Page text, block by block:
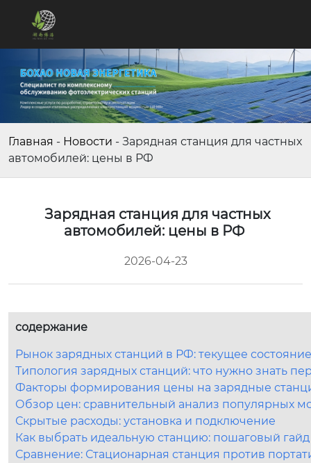
Главная - Новости - Зарядная станция для частных
автомобилей: цены в РФ
Зарядная станция для частных
автомобилей: цены в РФ
2026-04-23
содержание
Рынок зарядных станций в РФ: текущее
Типология зарядных станций: что нужно знать
Факторы формирования цены на зарядные
Обзор цен: сравнительный анализ популярных
Скрытые расходы: установка и подключение
Как выбрать идеальную станцию: пошаговый гайд
Сравнение: Стационарная станция против